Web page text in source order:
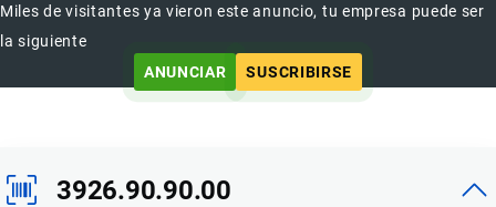
Miles de visitantes ya vieron este anuncio, tu empresa puede ser
la siguiente
ANUNCIAR
SUSCRIBIRSE
3926.90.90.00